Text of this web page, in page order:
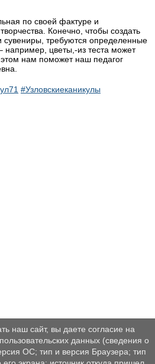
по своей фактуре и
Конечно, чтобы создать
сувениры, требуются определенные
например, цветы,-из теста может
нам поможет наш педагог
#Узловскиеканикулы
наш сайт, вы даете согласие на
данных (сведения о
ОС; тип и версия Браузера; тип